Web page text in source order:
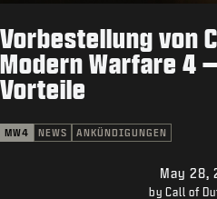
SHOP
ESPORTS
JETZT REGISTRIEREN
Vorbestellung von
Modern Warfare 4
Vorteile
MW4 NEWS ANKÜNDIGUNGEN
May 28,
by Call of